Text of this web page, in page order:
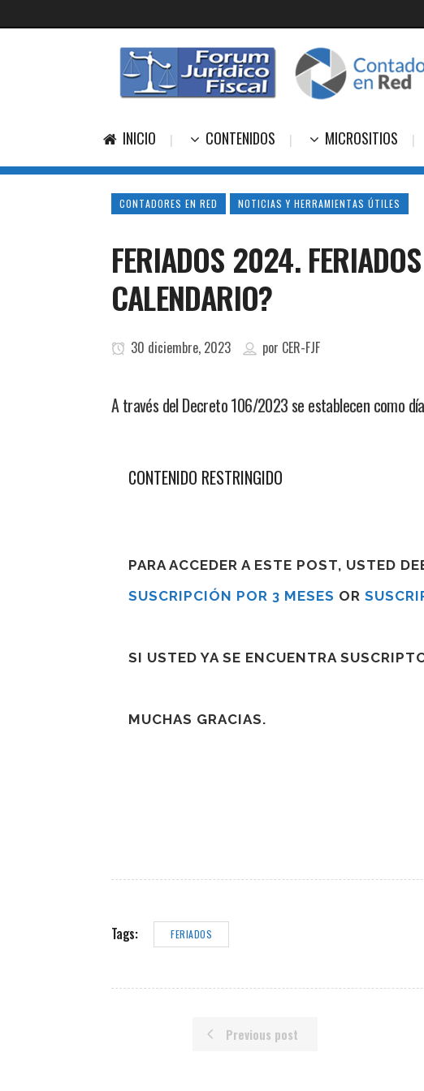
INICIO CONTENIDOS MICROSITIOS
CONTADORES EN RED NOTICIAS Y HERRAMIENTAS ÚTILES
FERIADOS 2024.
CALENDARIO?
30 diciembre, 2023 por CER-FJF
A través del Decreto 106/2023 se establecen como
CONTENIDO RESTRINGIDO
PARA ACCEDER A ESTE POST, USTED
SUSCRIPCIÓN POR 3 MESES OR
SI USTED YA SE ENCUENTRA
MUCHAS GRACIAS.
Tags: FERIADOS
Previous post